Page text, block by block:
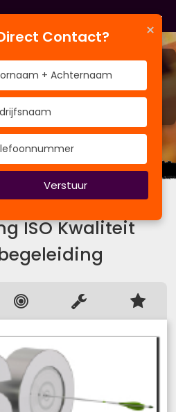
ISO KWALITEIT
BEGELEIDING
mens te worden,
anders aan te pakken.
ISO Kwaliteit
×
Contact?
Verstuur